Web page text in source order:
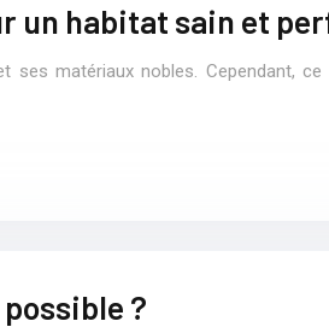
un habitat sain et
ses matériaux nobles. Cependant,
?